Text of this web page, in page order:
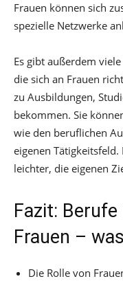
Frauen können sich
spezielle Netzwerke
Es gibt außerdem viele
die sich an Frauen
zu Ausbildungen,
bekommen. Sie
wie den beruflichen
eigenen
leichter, die eigenen
Fazit:
Frauen –
Die Rolle von